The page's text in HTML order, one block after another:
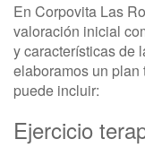
En Corpovita Las
valoración inicial
y características de
elaboramos un
puede incluir:
Ejercicio